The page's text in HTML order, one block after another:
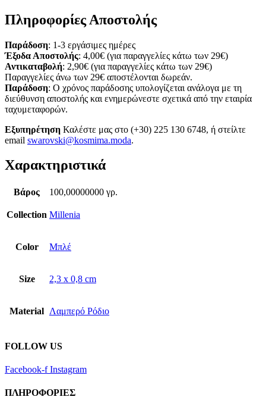
Πληροφορίες Αποστολής
Παράδοση: 1-3 εργάσιμες ημέρες
Έξοδα Αποστολής: 4,00€ (για παραγγελίες κάτω των 29€)
Αντικαταβολή: 2,90€ (για παραγγελίες κάτω των 29€)
Παραγγελίες άνω των 29€ αποστέλονται δωρεάν.
Παράδοση: Ο χρόνος παράδοσης υπολογίζεται ανάλογα με τη
διεύθυνση αποστολής και ενημερώνεστε σχετικά από την εταιρία
ταχυμεταφορών.
Εξυπηρέτηση Καλέστε μας στο (+30) 225 130 6748, ή στείλτε
email swarovski@kosmima.moda.
Χαρακτηριστικά
Βάρος 100,00000000 γρ.
Collection Millenia
Color Μπλέ
Size 2,3 x 0,8 cm
Material Λαμπερό Ρόδιο
FOLLOW US
Facebook-f Instagram
ΠΛΗΡΟΦΟΡΙΕΣ